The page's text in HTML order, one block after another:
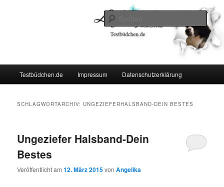
Testbüdchen.de Impressum Datenschutzerklärung
SCHLAGWORTARCHIV:UNGEZIEFERHALSBAND-DEIN BESTES
Ungeziefer Halsband-Dein
Bestes
Veröffentlicht am12. März 2015vonAngelika